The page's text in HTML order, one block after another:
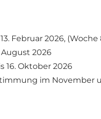
Februar 2026, (Woche
August 2026
16. Oktober 2026
im November